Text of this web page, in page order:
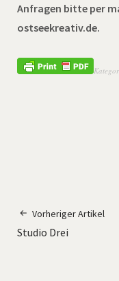
Anfragen bitte per
ostseekreativ.de.
Vorheriger Artikel
Studio Drei